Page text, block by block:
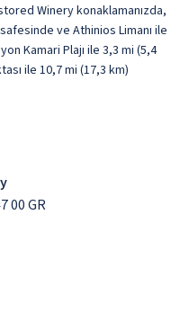
Winery konaklamanızda,
ve Athinios Limanı ile
Kamari Plajı ile 3,3 mi (5,4
ile 10,7 mi (17,3 km)
00 GR